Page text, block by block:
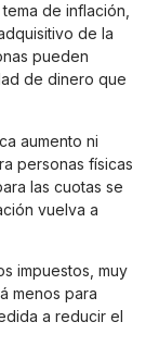
de inflación,
de la
pueden
de dinero que
aumento ni
personas físicas
las cuotas se
vuelva a
impuestos, muy
menos para
a reducir el